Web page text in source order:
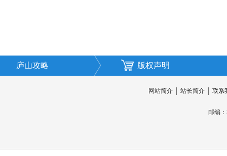
庐山攻略 版权声明
网站简介│ 站长简介│ 联系
邮编